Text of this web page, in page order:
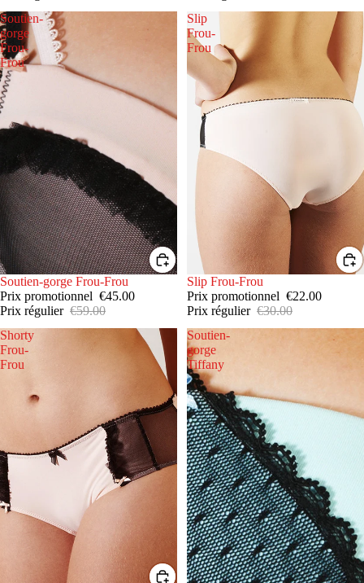
Soutien-
gorge
Frou-
Frou
PROMOTION
Soutien-gorge Frou-Frou
Prix promotionnel €45.00
Prix régulier €59.00
Slip
Frou-
Frou
PROMOTION
Slip Frou-Frou
Prix promotionnel €22.00
Prix régulier €30.00
Shorty
Frou-
Frou
Soutien-
gorge
Tiffany